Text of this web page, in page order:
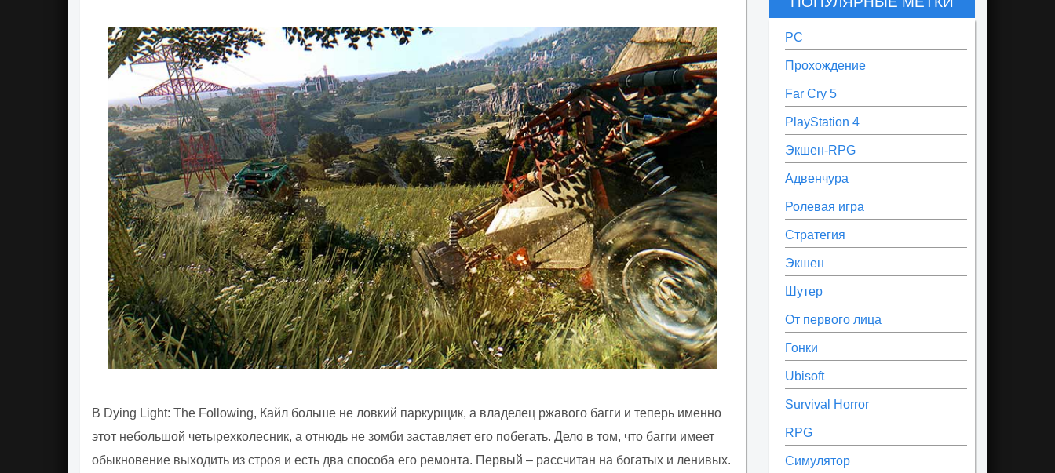
В Dying Light: The Following, Кайл больше не ловкий паркурщик, а владелец ржавого багги и теперь именно
этот небольшой четырехколесник, а отнюдь не зомби заставляет его побегать. Дело в том, что багги имеет
обыкновение выходить из строя и есть два способа его ремонта. Первый – рассчитан на богатых и ленивых.
PC
Прохождение
Far Cry 5
PlayStation 4
Экшен-RPG
Адвенчура
Ролевая игра
Стратегия
Экшен
Шутер
От первого лица
Гонки
Ubisoft
Survival Horror
RPG
Симулятор